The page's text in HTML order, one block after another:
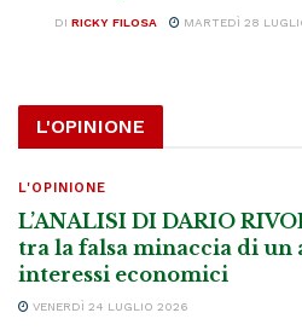
DI RICKY FILOSA MARTEDÌ 28
L'OPINIONE
L'OPINIONE
L’ANALISI DI DARIO
tra la falsa minaccia di un
interessi economici
VENERDÌ 24 LUGLIO 2026